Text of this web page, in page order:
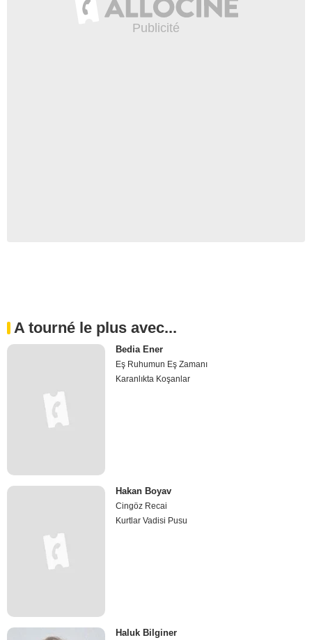
A tourné le plus avec...
Bedia Ener
Eş Ruhumun Eş Zamanı
Karanlıkta Koşanlar
Hakan Boyav
Cingöz Recai
Kurtlar Vadisi Pusu
Haluk Bilginer